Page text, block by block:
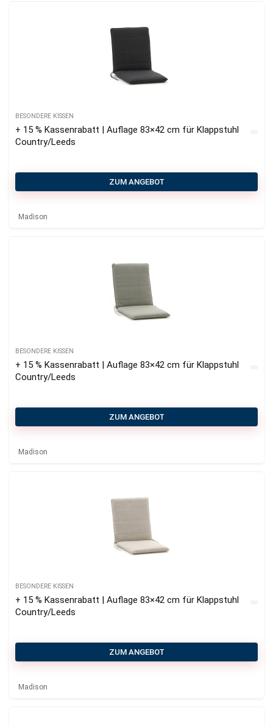
BESONDERE KISSEN
+ 15 % Kassenrabatt | Auflage 83×42 cm für Klappstuhl
Country/Leeds
ZUM ANGEBOT
Madison
BESONDERE KISSEN
+ 15 % Kassenrabatt | Auflage 83×42 cm für Klappstuhl
Country/Leeds
ZUM ANGEBOT
Madison
BESONDERE KISSEN
+ 15 % Kassenrabatt | Auflage 83×42 cm für Klappstuhl
Country/Leeds
ZUM ANGEBOT
Madison